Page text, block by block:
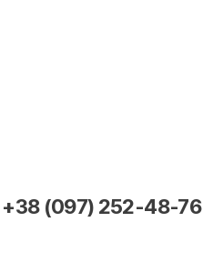
+38 (097) 252-48-76